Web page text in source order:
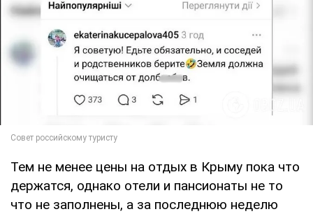
Тем не менее цены на отдых в Крыму пока что
держатся, однако отели и пансионаты не то
что не заполнены, а за последнюю неделю